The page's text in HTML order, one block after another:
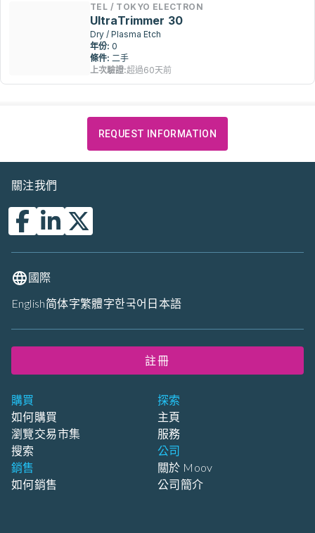
TEL / TOKYO ELECTRON
UltraTrimmer 30
Dry / Plasma Etch
年份: 0
條件: 二手
上次驗證:超過60天前
REQUEST INFORMATION
購買
如何購買
瀏覽交易市集
搜索
銷售
如何銷售
探索
主頁
服務
公司
關於 Moov
公司簡介
關注我們
國際
English简体字繁體字한국어 日本語
註冊